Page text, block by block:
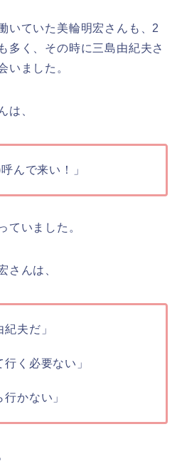
いていた美輪明宏さんも、2
多く、その時に三島由紀夫さ
いました。
は、
んで来い！」
ていました。
さんは、
夫だ」
行く必要ない」
行かない」